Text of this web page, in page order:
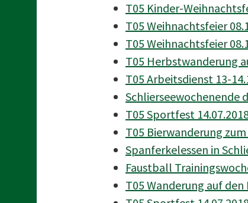
T05 Kinder-
T05 Weihnachtsfeier
T05 Weihnachtsfeier
T05 Herbstwanderung
T05 Arbeitsdienst 13-
Schlierseewochenende
T05 Sportfest
T05 Bierwanderung
Spanferkelessen in
Faustball
T05 Wanderung auf